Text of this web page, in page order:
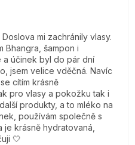
je 5 z 5 hviezdičiek.
mi zachránily vlasy.
Bhangra, šampon i
a účinek byl do pár dní
jsem velice vděčná. Navíc
cítím krásně
pro vlasy a pokožku tak i
produkty, a to mléko na
používám společně s
je krásně hydratovaná,
🤍